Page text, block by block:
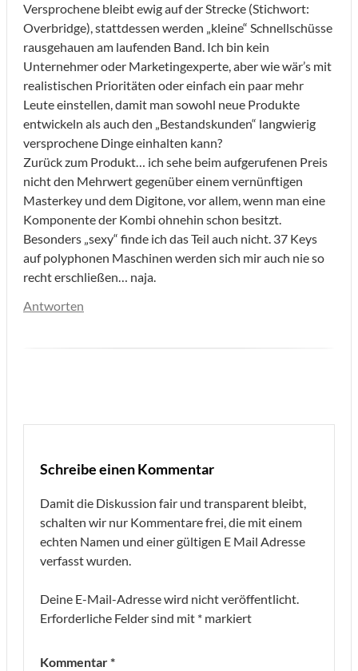
Versprochene bleibt ewig auf der Strecke (Stichwort:
Overbridge), stattdessen werden „kleine“ Schnellschüsse
rausgehauen am laufenden Band. Ich bin kein
Unternehmer oder Marketingexperte, aber wie wär’s mit
realistischen Prioritäten oder einfach ein paar mehr
Leute einstellen, damit man sowohl neue Produkte
entwickeln als auch den „Bestandskunden“ langwierig
versprochene Dinge einhalten kann?
Zurück zum Produkt… ich sehe beim aufgerufenen Preis
nicht den Mehrwert gegenüber einem vernünftigen
Masterkey und dem Digitone, vor allem, wenn man eine
Komponente der Kombi ohnehin schon besitzt.
Besonders „sexy“ finde ich das Teil auch nicht. 37 Keys
auf polyphonen Maschinen werden sich mir auch nie so
recht erschließen… naja.
Antworten
Schreibe einen Kommentar
Damit die Diskussion fair und transparent bleibt,
schalten wir nur Kommentare frei, die mit einem
echten Namen und einer gültigen E Mail Adresse
verfasst wurden.
Deine E-Mail-Adresse wird nicht veröffentlicht.
Erforderliche Felder sind mit * markiert
Kommentar*